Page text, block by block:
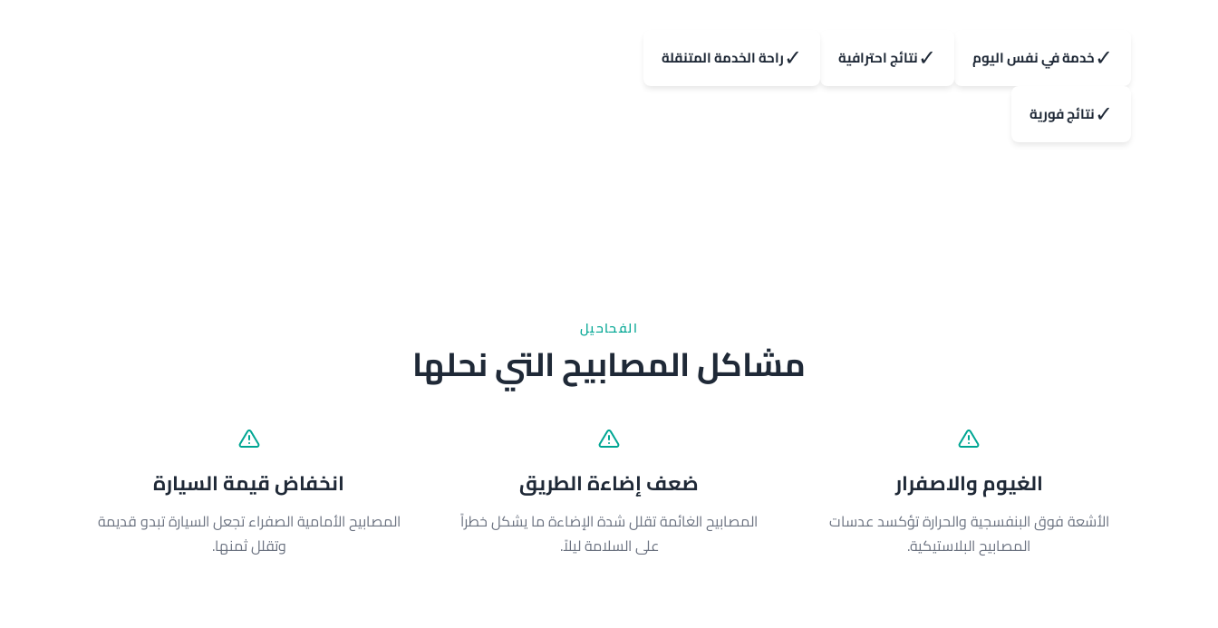
✓خدمة في نفس اليوم ✓نتائج احترافية ✓راحة الخدمة المتنقلة
✓نتائج فورية
الفحاحيل
مشاكل المصابيح التي نحلها
الغيوم والاصفرار
الأشعة فوق البنفسجية والحرارة تؤكسد عدسات
المصابيح البلاستيكية.
ضعف إضاءة الطريق
المصابيح الغائمة تقلل شدة الإضاءة ما يشكل خطراً
على السلامة ليلاً.
انخفاض قيمة السيارة
المصابيح الأمامية الصفراء تجعل السيارة تبدو قديمة
وتقلل ثمنها.